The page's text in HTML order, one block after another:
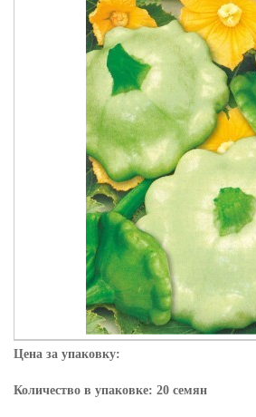
Цена за упаковку:
Количество в упаковке: 20 семян